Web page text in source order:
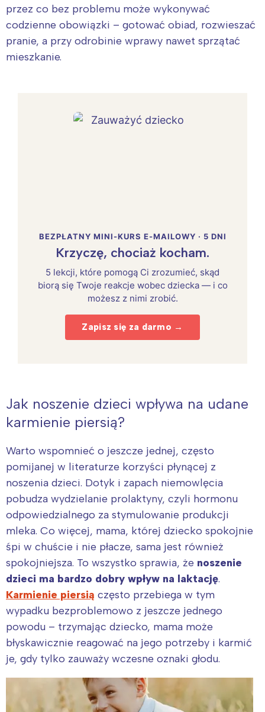
przez co bez problemu może wykonywać
codzienne obowiązki – gotować obiad, rozwieszać
pranie, a przy odrobinie wprawy nawet sprzątać
mieszkanie.
BEZPŁATNY MINI-KURS E-MAILOWY · 5 DNI
Krzyczę, chociaż kocham.
5 lekcji, które pomogą Ci zrozumieć, skąd
biorą się Twoje reakcje wobec dziecka — i co
możesz z nimi zrobić.
Zapisz się za darmo →
Jak noszenie dzieci wpływa na udane
karmienie piersią?
Warto wspomnieć o jeszcze jednej, często
pomijanej w literaturze korzyści płynącej z
noszenia dzieci. Dotyk i zapach niemowlęcia
pobudza wydzielanie prolaktyny, czyli hormonu
odpowiedzialnego za stymulowanie produkcji
mleka. Co więcej, mama, której dziecko spokojnie
śpi w chuście i nie płacze, sama jest również
spokojniejsza. To wszystko sprawia, że noszenie
dzieci ma bardzo dobry wpływ na laktację.
Karmienie piersią często przebiega w tym
wypadku bezproblemowo z jeszcze jednego
powodu – trzymając dziecko, mama może
błyskawicznie reagować na jego potrzeby i karmić
je, gdy tylko zauważy wczesne oznaki głodu.